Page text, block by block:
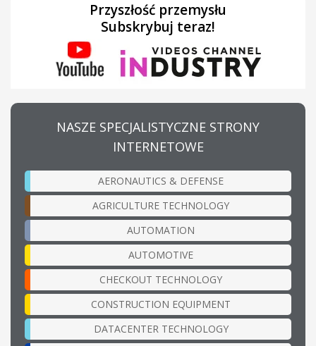
Przyszłość przemysłu
Subskrybuj teraz!
NASZE SPECJALISTYCZNE STRONY
INTERNETOWE
AERONAUTICS & DEFENSE
AGRICULTURE TECHNOLOGY
AUTOMATION
AUTOMOTIVE
CHECKOUT TECHNOLOGY
CONSTRUCTION EQUIPMENT
DATACENTER TECHNOLOGY